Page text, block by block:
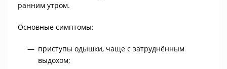
ранним утром.
Основные симптомы:
приступы одышки, чаще с затруднённым
выдохом;